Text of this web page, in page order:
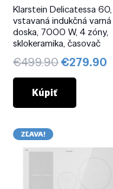
Klarstein Delicatessa 60,
vstavaná indukčná varná
doska, 7000 W, 4 zóny,
sklokeramika, časovač
€499.90Pôvodná
cena
€499.90.
€279.90
Kúpiť
ZĽAVA!